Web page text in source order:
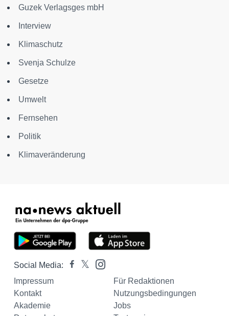
Guzek Verlagsges mbH
Interview
Klimaschutz
Svenja Schulze
Gesetze
Umwelt
Fernsehen
Politik
Klimaveränderung
Social Media:
Impressum
Für Redaktionen
Kontakt
Nutzungsbedingungen
Akademie
Jobs